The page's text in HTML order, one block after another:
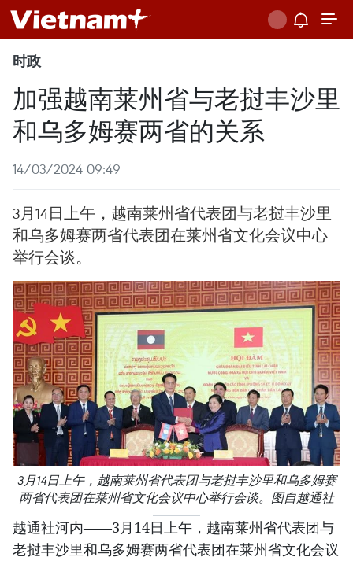
时政
加强越南莱州省与老挝丰沙里
和乌多姆赛两省的关系
14/03/2024 09:49
3月14日上午，越南莱州省代表团与老挝丰沙里
和乌多姆赛两省代表团在莱州省文化会议中心
举行会谈。
3月14日上午，越南莱州省代表团与老挝丰沙里和乌多姆赛
两省代表团在莱州省文化会议中心举行会谈。图自越通社
越通社河内——3月14日上午，越南莱州省代表团与
老挝丰沙里和乌多姆赛两省代表团在莱州省文化会议